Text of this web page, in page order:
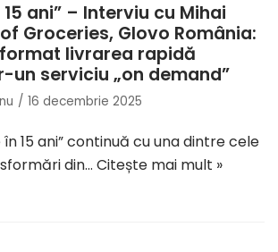
ani” – Interviu cu Mihai
Groceries, Glovo România:
livrarea rapidă
un serviciu „on demand”
16 decembrie 2025
în 15 ani” continuă cu una dintre cele
din… Citește mai mult »